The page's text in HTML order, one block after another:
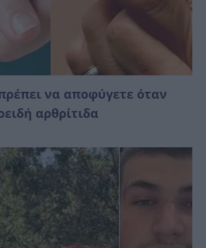
να αποφύγετε όταν
αρθρίτιδα